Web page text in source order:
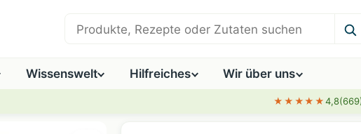
Shop durchsuchen
Wissenswelt Hilfreiches Wir über uns
★★★★★4,8